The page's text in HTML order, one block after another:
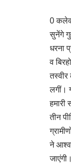
0
सुनेंगे
धरना
व
लगीं।
हमारी
तीन
ने